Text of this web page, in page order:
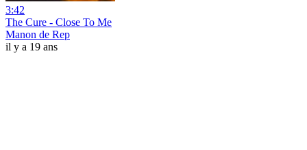
3:42
The Cure - Close To Me
Manon de Rep
il y a 19 ans